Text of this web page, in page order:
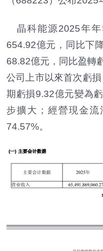
晶科能源2025年年
654.92億元，同比下
68.82億元，同比盈轉
公司上市以來首次虧
期虧損9.32億元變為
步擴大；經營現金
74.57%。